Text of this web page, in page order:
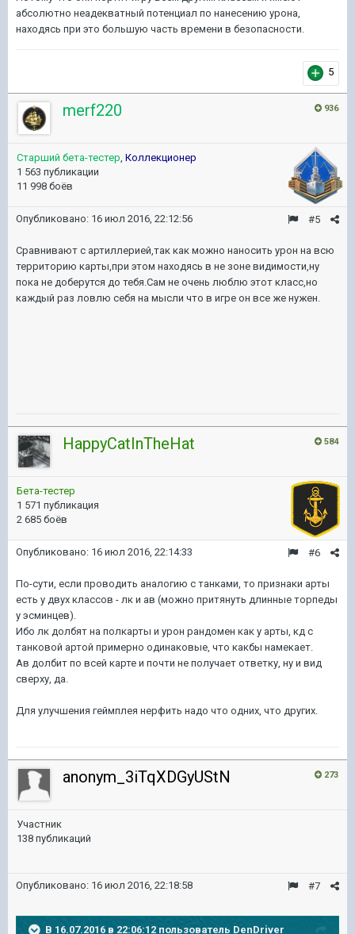
абсолютно неадекватный потенциал по нанесению урона,
находясь при это большую часть времени в безопасности.
5
936
merf220
Старший бета-тестер, Коллекционер
1 563 публикации
11 998 боёв
#5
Опубликовано: 16 июл 2016, 22:12:56
Сравнивают с артиллерией,так как можно наносить урон на всю
территорию карты,при этом находясь в не зоне видимости,ну
пока не доберутся до тебя.Сам не очень люблю этот класс,но
каждый раз ловлю себя на мысли что в игре он все же нужен.
584
HappyCatInTheHat
Бета-тестер
1 571 публикация
2 685 боёв
#6
Опубликовано: 16 июл 2016, 22:14:33
По-сути, если проводить аналогию с танками, то признаки арты
есть у двух классов - лк и ав (можно притянуть длинные торпеды
у эсминцев).
Ибо лк долбят на полкарты и урон рандомен как у арты, кд с
танковой артой примерно одинаковые, что какбы намекает.
Ав долбит по всей карте и почти не получает ответку, ну и вид
сверху, да.
Для улучшения геймплея нерфить надо что одних, что других.
273
anonym_3iTqXDGyUStN
Участник
138 публикаций
#7
Опубликовано: 16 июл 2016, 22:18:58
В 16.07.2016 в 22:06:12 пользователь DenDriver